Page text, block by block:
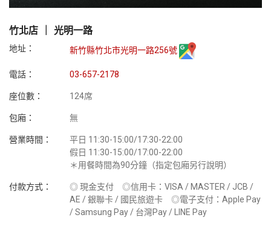
竹北店 ｜ 光明一路
地址：
新竹縣竹北市光明一路256號
電話： 03-657-2178
座位數： 124席
包廂： 無
營業時間：
平日 11:30-15:00/17:30-22:00
假日 11:30-15:00/17:00-22:00
＊用餐時間為90分鐘（指定包廂另行說明）
付款方式：
◎ 現金支付 ◎信用卡：VISA / MASTER / JCB /
AE / 銀聯卡 / 國民旅遊卡 ◎電子支付：Apple Pay
/ Samsung Pay / 台灣Pay / LINE Pay